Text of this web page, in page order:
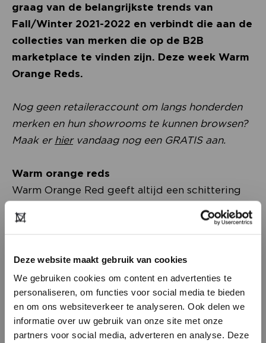
Deze website maakt gebruik van cookies
We gebruiken cookies om content en advertenties te
personaliseren, om functies voor social media te bieden
en om ons websiteverkeer te analyseren. Ook delen we
informatie over uw gebruik van onze site met onze
partners voor social media, adverteren en analyse. Deze
graag van de belangrijkste trends van
Fall/Winter 2021-2022 en verbindt die aan de
collecties van merken die op de B2B
marketplace te vinden zijn. Deze week Warm
Orange Reds.
Nog geen retaileraccount om langs honderden
merken en hun showrooms te kunnen browsen?
Maak er hiervandaag nog een GRATIS aan.
Warm orange reds
Warm Orange Red geeft altijd een schittering
aan je outfit, het is een speelse kleur, energiek
en uitgesproken. Maar ook symboliseert de
nu meer nodig hebben dan ooit!
Caroline Krouwels: "Deze kleur is
al jaren één van mijn favorieten."